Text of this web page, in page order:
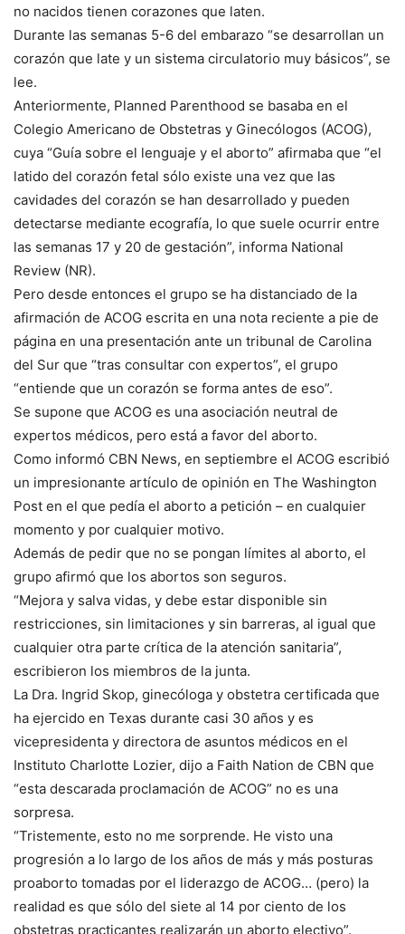
no nacidos tienen corazones que laten.
Durante las semanas 5-6 del embarazo “se desarrollan un
corazón que late y un sistema circulatorio muy básicos”, se
lee.
Anteriormente, Planned Parenthood se basaba en el
Colegio Americano de Obstetras y Ginecólogos (ACOG),
cuya “Guía sobre el lenguaje y el aborto” afirmaba que “el
latido del corazón fetal sólo existe una vez que las
cavidades del corazón se han desarrollado y pueden
detectarse mediante ecografía, lo que suele ocurrir entre
las semanas 17 y 20 de gestación”, informa National
Review (NR).
Pero desde entonces el grupo se ha distanciado de la
afirmación de ACOG escrita en una nota reciente a pie de
página en una presentación ante un tribunal de Carolina
del Sur que “tras consultar con expertos”, el grupo
“entiende que un corazón se forma antes de eso”.
Se supone que ACOG es una asociación neutral de
expertos médicos, pero está a favor del aborto.
Como informó CBN News, en septiembre el ACOG escribió
un impresionante artículo de opinión en The Washington
Post en el que pedía el aborto a petición – en cualquier
momento y por cualquier motivo.
Además de pedir que no se pongan límites al aborto, el
grupo afirmó que los abortos son seguros.
“Mejora y salva vidas, y debe estar disponible sin
restricciones, sin limitaciones y sin barreras, al igual que
cualquier otra parte crítica de la atención sanitaria”,
escribieron los miembros de la junta.
La Dra. Ingrid Skop, ginecóloga y obstetra certificada que
ha ejercido en Texas durante casi 30 años y es
vicepresidenta y directora de asuntos médicos en el
Instituto Charlotte Lozier, dijo a Faith Nation de CBN que
“esta descarada proclamación de ACOG” no es una
sorpresa.
“Tristemente, esto no me sorprende. He visto una
progresión a lo largo de los años de más y más posturas
proaborto tomadas por el liderazgo de ACOG… (pero) la
realidad es que sólo del siete al 14 por ciento de los
obstetras practicantes realizarán un aborto electivo”.